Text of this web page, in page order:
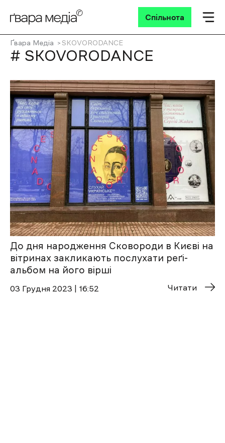
Спільнота
Ґвара Медіа SKOVORODANCE
# SKOVORODANCE
До дня народження Сковороди в Києві на
вітринах закликають послухати реґі-
альбом на його вірші
03 Грудня 2023 | 16:52 Читати